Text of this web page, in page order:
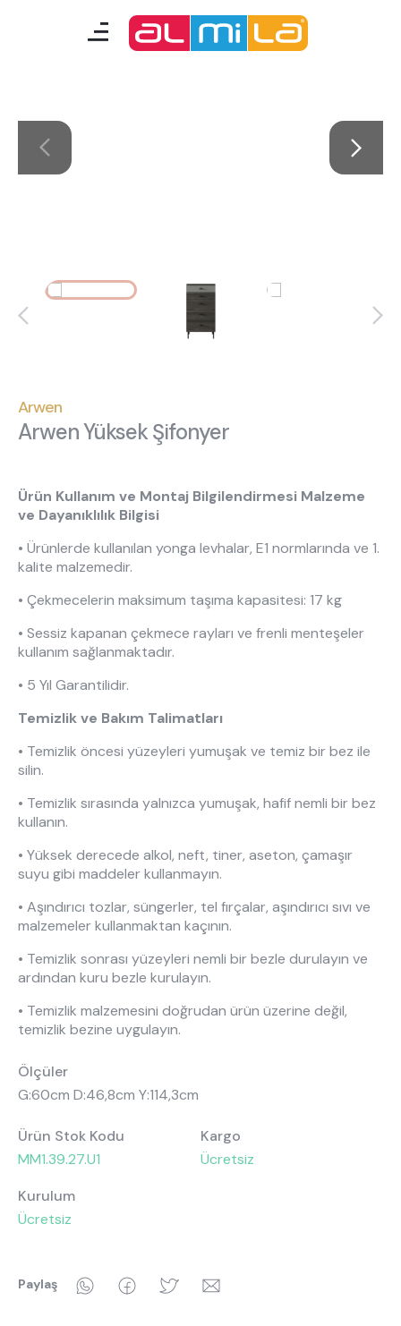
çocuk/bebek odası
Almila Blog
Almila Kariyer
Hakkımızda
Kurulum & Teslimat
İnsan Kaynakları
444 8 543
Arwen
Arwen Yüksek Şifonyer
Ürün Kullanım ve Montaj Bilgilendirmesi Malzeme
ve Dayanıklılık Bilgisi
• Ürünlerde kullanılan yonga levhalar, E1 normlarında ve 1.
kalite malzemedir.
• Çekmecelerin maksimum taşıma kapasitesi: 17 kg
• Sessiz kapanan çekmece rayları ve frenli menteşeler
kullanım sağlanmaktadır.
• 5 Yıl Garantilidir.
Temizlik ve Bakım Talimatları
• Temizlik öncesi yüzeyleri yumuşak ve temiz bir bez ile
silin.
• Temizlik sırasında yalnızca yumuşak, hafif nemli bir bez
kullanın.
• Yüksek derecede alkol, neft, tiner, aseton, çamaşır
suyu gibi maddeler kullanmayın.
• Aşındırıcı tozlar, süngerler, tel fırçalar, aşındırıcı sıvı ve
malzemeler kullanmaktan kaçının.
• Temizlik sonrası yüzeyleri nemli bir bezle durulayın ve
ardından kuru bezle kurulayın.
• Temizlik malzemesini doğrudan ürün üzerine değil,
temizlik bezine uygulayın.
Ölçüler
G:60cm D:46,8cm Y:114,3cm
Ürün Stok Kodu
MM1.39.27.U1
Kargo
Ücretsiz
Kurulum
Ücretsiz
Paylaş WhatsAppFacebookTwitter